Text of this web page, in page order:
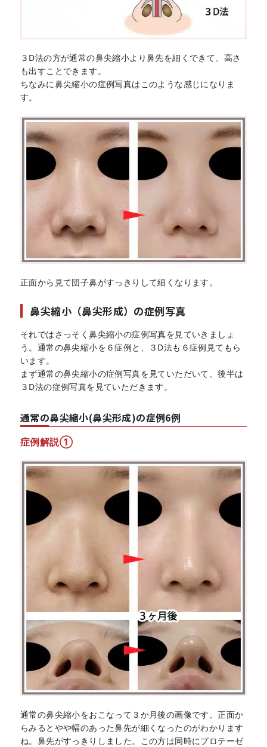
３D法の方が通常の鼻尖縮小より鼻先を細くできて、高さ
も出すことできます。
ちなみに鼻尖縮小の症例写真はこのような感じになりま
す。
正面から見て団子鼻がすっきりして細くなります。
鼻尖縮小（鼻尖形成）の症例写真
それではさっそく鼻尖縮小の症例写真を見ていきましょ
う。通常の鼻尖縮小を６症例と、３D法も６症例見てもら
います。
まず通常の鼻尖縮小の症例写真を見ていただいて、後半は
３D法の症例写真を見ていただきます。
通常の鼻尖縮小(鼻尖形成)の症例6例
症例解説①
通常の鼻尖縮小をおこなって３か月後の画像です。正面か
らみるとやや幅のあった鼻先が細くなったのがわかります
ね。鼻先がすっきりしました。この方は同時にプロテーゼ